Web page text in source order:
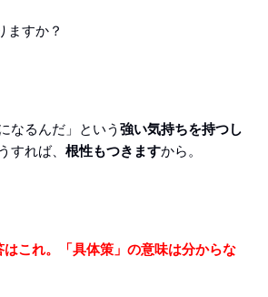
ますか？
なるんだ」という 強い気持ちを持つし
すれば、 根性もつきますから。
これ。「具体策」の意味は分からな